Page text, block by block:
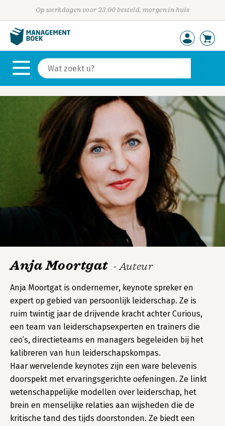
Op werkdagen voor 23:00 besteld, morgen in huis
Anja Moortgat - Auteur
Anja Moortgat is ondernemer, keynote spreker en
expert op gebied van persoonlijk leiderschap. Ze is
ruim twintig jaar de drijvende kracht achter Curious,
een team van leiderschapsexperten en trainers die
ceo’s, directieteams en managers begeleiden bij het
kalibreren van hun leiderschapskompas.
Haar wervelende keynotes zijn een ware belevenis
doorspekt met ervaringsgerichte oefeningen. Ze linkt
wetenschappelijke modellen over leiderschap, het
brein en menselijke relaties aan wijsheden die de
kritische tand des tijds doorstonden. Ze biedt een